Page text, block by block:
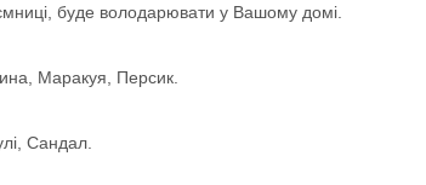
буде володарювати у Вашому домі.
Маракуя, Персик.
Сандал.